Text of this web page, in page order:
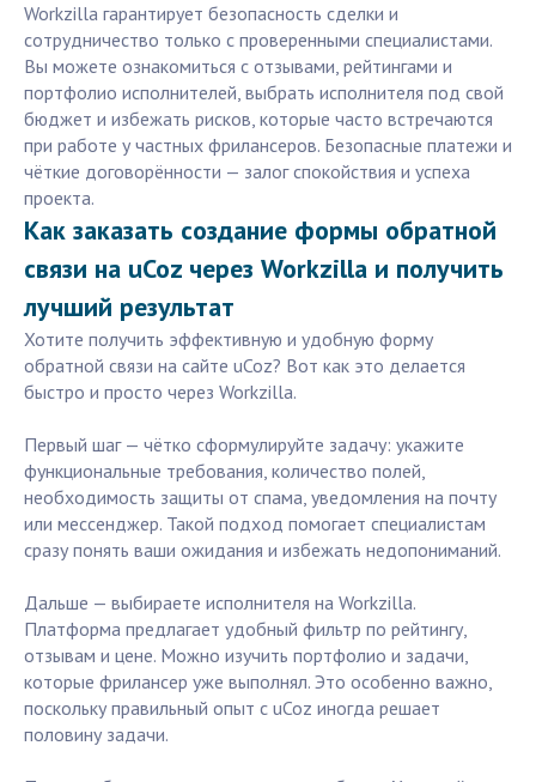
Workzilla гарантирует безопасность сделки и
сотрудничество только с проверенными специалистами.
Вы можете ознакомиться с отзывами, рейтингами и
портфолио исполнителей, выбрать исполнителя под свой
бюджет и избежать рисков, которые часто встречаются
при работе у частных фрилансеров. Безопасные платежи и
чёткие договорённости — залог спокойствия и успеха
проекта.
Как заказать создание формы обратной
связи на uCoz через Workzilla и получить
лучший результат
Хотите получить эффективную и удобную форму
обратной связи на сайте uCoz? Вот как это делается
быстро и просто через Workzilla.
Первый шаг — чётко сформулируйте задачу: укажите
функциональные требования, количество полей,
необходимость защиты от спама, уведомления на почту
или мессенджер. Такой подход помогает специалистам
сразу понять ваши ожидания и избежать недопониманий.
Дальше — выбираете исполнителя на Workzilla.
Платформа предлагает удобный фильтр по рейтингу,
отзывам и цене. Можно изучить портфолио и задачи,
которые фрилансер уже выполнял. Это особенно важно,
поскольку правильный опыт с uCoz иногда решает
половину задачи.